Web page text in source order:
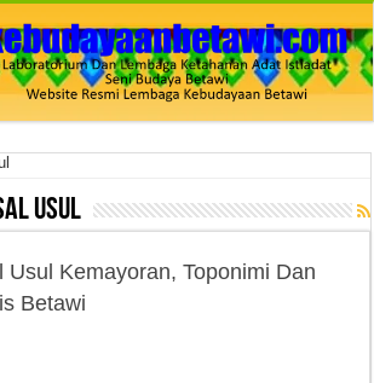
Usul
Usul Kemayoran, Toponimi Dan
Betawi